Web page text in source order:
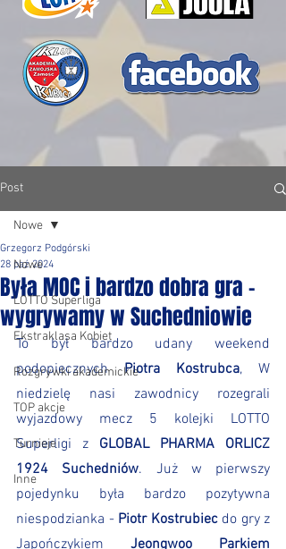
Post
Nowe
LOTTO Superliga
Ekstraklasa Kobiet
Rozgrywki akademickie
TOP akcje
Turnieje
Inne
Nowe
Była MOC i bardzo dobra gra -
wygrywamy w Suchedniowie
Grzegorz Podgórski
28 paź 2024
To był bardzo udany weekend
podopiecznych Piotra Kostrubca, W
niedzielę nasi zawodnicy rozegrali
wyjazdowy mecz 5 kolejki LOTTO
Superligi z GLOBAL PHARMA ORLICZ
1924 Suchedniów. Już w pierwszy
pojedynku była bardzo pozytywna
niespodzianka - Piotr Kostrubiec do gry z
Japończykiem Jeongwoo Parkiem